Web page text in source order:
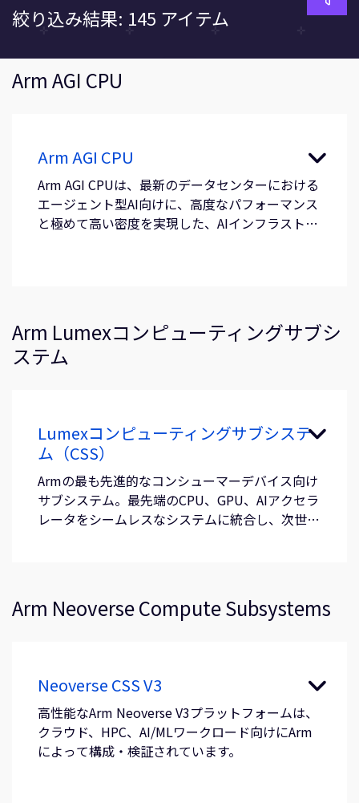
全てのオフィスを見る
絞り込み結果: 145 アイテム
Arm AGI CPU
Arm AGI CPU
Arm AGI CPUは、最新のデータセンターにおける
エージェント型AI向けに、高度なパフォーマンス
と極めて高い密度を実現した、AIインフラストラ
Arm Lumexコンピューティングサブシ
ステム
Lumexコンピューティングサブシステ
ム（CSS）
Armの最も先進的なコンシューマーデバイス向け
サブシステム。最先端のCPU、GPU、AIアクセラ
レータをシームレスなシステムに統合し、次世代
Arm Neoverse Compute Subsystems
Neoverse CSS V3
高性能なArm Neoverse V3プラットフォームは、
クラウド、HPC、AI/MLワークロード向けにArm
によって構成・検証されています。